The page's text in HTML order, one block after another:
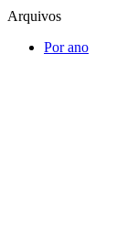
Arquivos
Por ano